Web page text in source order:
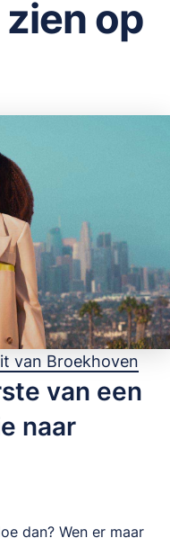
op
van Broekhoven
van een
naar
dan? Wen er maar